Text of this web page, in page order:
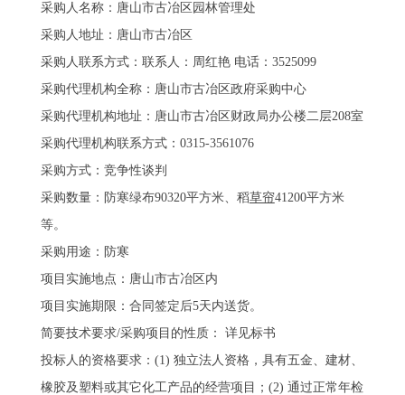
采购人名称：唐山市古冶区园林管理处
采购人地址：唐山市古冶区
采购人联系方式：联系人：周红艳 电话：3525099
采购代理机构全称：唐山市古冶区政府采购中心
采购代理机构地址：唐山市古冶区财政局办公楼二层208室
采购代理机构联系方式：0315-3561076
采购方式：竞争性谈判
采购数量：防寒绿布90320平方米、稻草帘41200平方米
等。
采购用途：防寒
项目实施地点：唐山市古冶区内
项目实施期限：合同签定后5天内送货。
简要技术要求/采购项目的性质： 详见标书
投标人的资格要求：(1) 独立法人资格，具有五金、建材、
橡胶及塑料或其它化工产品的经营项目；(2) 通过正常年检